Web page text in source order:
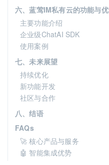
六、蓝莺IM私有云的功能与
主要功能介绍
企业级ChatAI SDK
使用案例
七、未来展望
持续优化
新功能开发
社区与合作
八、结语
FAQs
🚀 核心产品与服务
🤖 智能集成优势